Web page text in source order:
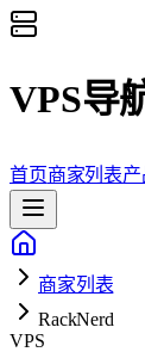
VPS导
首页商家列表
商家列表
RackNerd
VPS